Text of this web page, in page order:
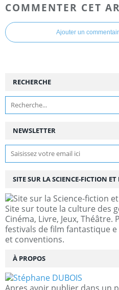
COMMENTER CET
Ajouter un
NEWSLETTER
RECHERCHE
SITE SUR LA SCIENCE-FICTION
Site sur toute la culture des
Cinéma, Livre, Jeux,
festivals de film fantastique
et conventions.
À PROPOS